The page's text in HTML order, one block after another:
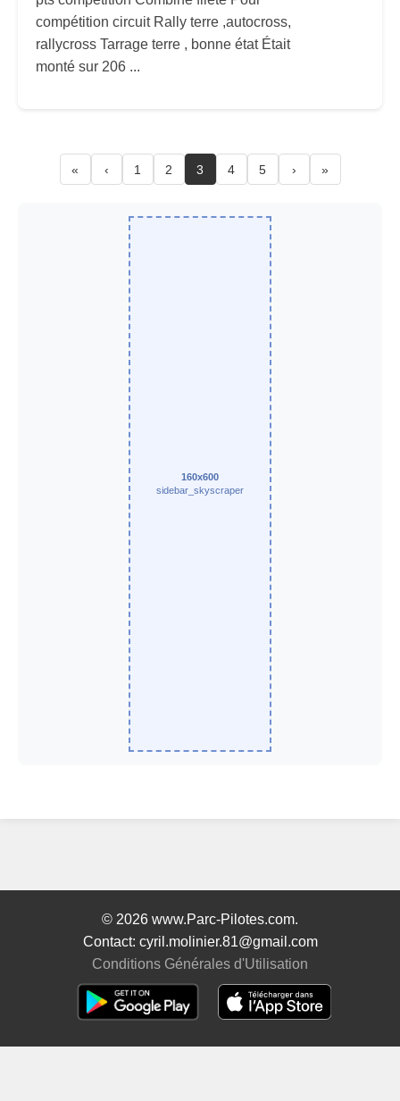
compétition circuit Rally terre ,autocross,
rallycross Tarrage terre , bonne état Était
monté sur 206 ...
« ‹ 1 2 3 4 5 › »
160x600
sidebar_skyscraper
© 2026 www.Parc-Pilotes.com.
Contact: cyril.molinier.81@gmail.com
Conditions Générales d'Utilisation